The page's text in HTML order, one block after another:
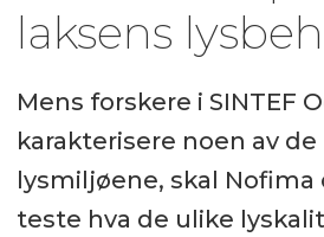
laksens
Mens forskere i SINTEF
karakterisere noen av
lysmiljøene, skal Nofima
teste hva de ulike